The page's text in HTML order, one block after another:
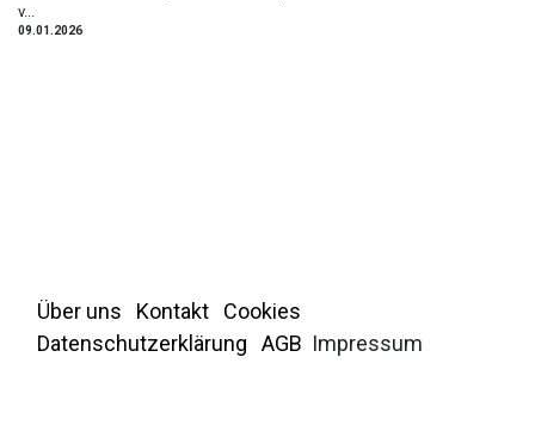
v...
09.01.2026
Über uns Kontakt
Cookies
Datenschutzerklärung
AGB Impressum